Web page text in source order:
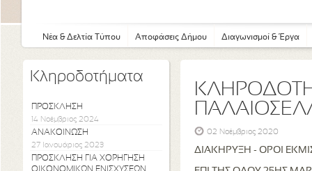
Νέα & Δελτία Τύπου Αποφάσεις Δήμου Διαγωνισμοί & Έργα
Κληροδοτήματα
ΠΡΟΣΚΛΗΣΗ
14 Νοέμβριος 2024
ΑΝΑΚΟΙΝΩΣΗ
27 Ιανουάριος 2023
ΠΡΟΣΚΛΗΣΗ ΓΙΑ ΧΟΡΗΓΗΣΗ
02 Νοέμβριος 2020
ΔΙΑΚΗΡΥΞΗ - ΟΡΟΙ